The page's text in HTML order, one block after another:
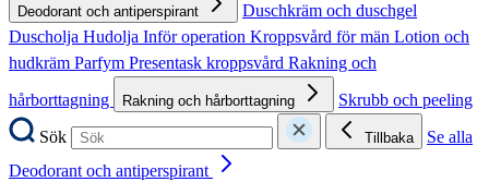
Deodorant och antiperspirant
Duschkräm och duschgel
Duscholja Hudolja Inför operation Kroppsvård för män Lotion och
hudkräm Parfym Presentask kroppsvård Rakning och
hårborttagning
Rakning och hårborttagning
Skrubb och peeling
Sök
Tillbaka
Se alla
Deodorant och antiperspirant